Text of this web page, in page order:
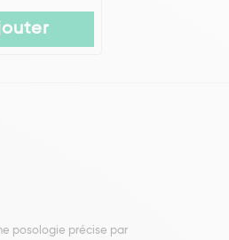
posologie précise par